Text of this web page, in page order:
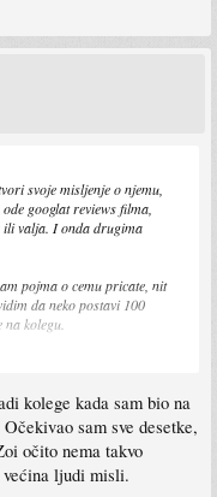
svoje misljenje o njemu,
googlat reviews filma,
ili valja. I onda drugima
pojma o cemu pricate, nit
da neko postavi 100
na kolegu.
4-5 imdb ocjena sa 300k
napisem
kolege kada sam bio na
sam sve desetke,
očito nema takvo
ljudi misli.